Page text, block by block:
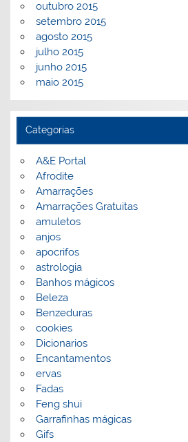
outubro 2015
setembro 2015
agosto 2015
julho 2015
junho 2015
maio 2015
Categorias
A&E Portal
Afrodite
Amarrações
Amarrações Gratuitas
amuletos
anjos
apocrifos
astrologia
Banhos mágicos
Beleza
Benzeduras
cookies
Dicionarios
Encantamentos
ervas
Fadas
Feng shui
Garrafinhas mágicas
Gifs